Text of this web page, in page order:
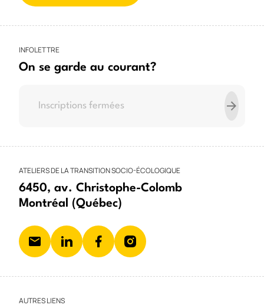
INFOLETTRE
On se garde au courant?
ATELIERS DE LA TRANSITION SOCIO-ÉCOLOGIQUE
6450, av. Christophe-Colomb
Montréal (Québec)
AUTRES LIENS